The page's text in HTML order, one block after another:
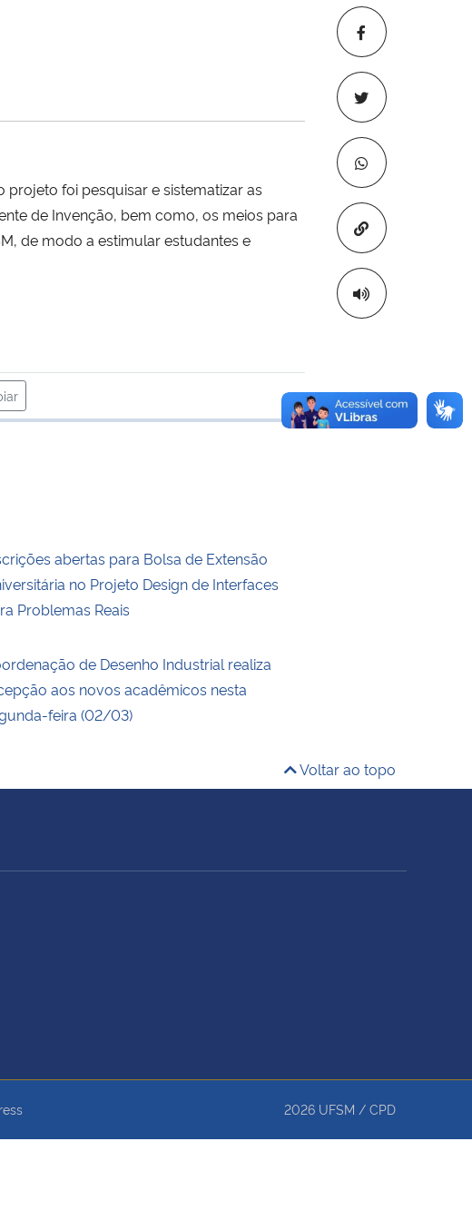
Copiar para
projeto foi pesquisar e sistematizar as
de Invenção, bem como, os meios para
de modo a estimular estudantes e
área de transferência
abertas para Bolsa de Extensão
no Projeto Design de Interfaces
Problemas Reais
de Desenho Industrial realiza
aos novos acadêmicos nesta
feira (02/03)
Voltar ao topo
2026 UFSM / CPD